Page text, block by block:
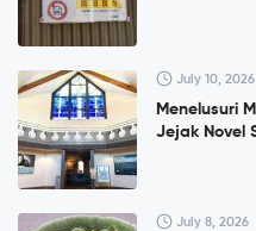
July 10, 2026
Menelusuri
Jejak Novel
July 8, 2026